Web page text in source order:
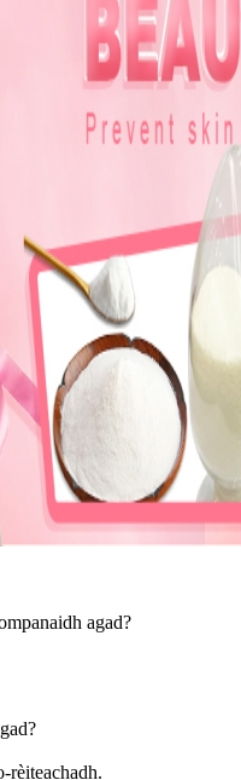
agad?
rèiteachadh.